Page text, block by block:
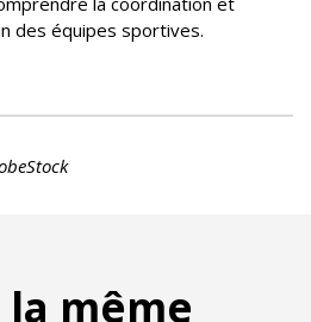
des équipes sportives.
la même